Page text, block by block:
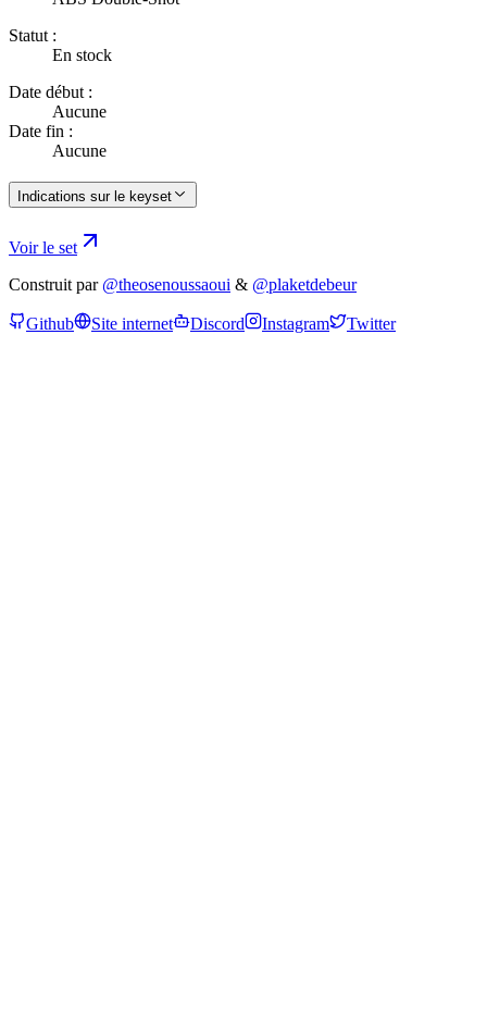
Statut :
En stock
Date début :
Aucune
Date fin :
Aucune
Indications sur le keyset
Voir le set
Construit par @theosenoussaoui & @plaketdebeur
Github Site internet Discord Instagram Twitter